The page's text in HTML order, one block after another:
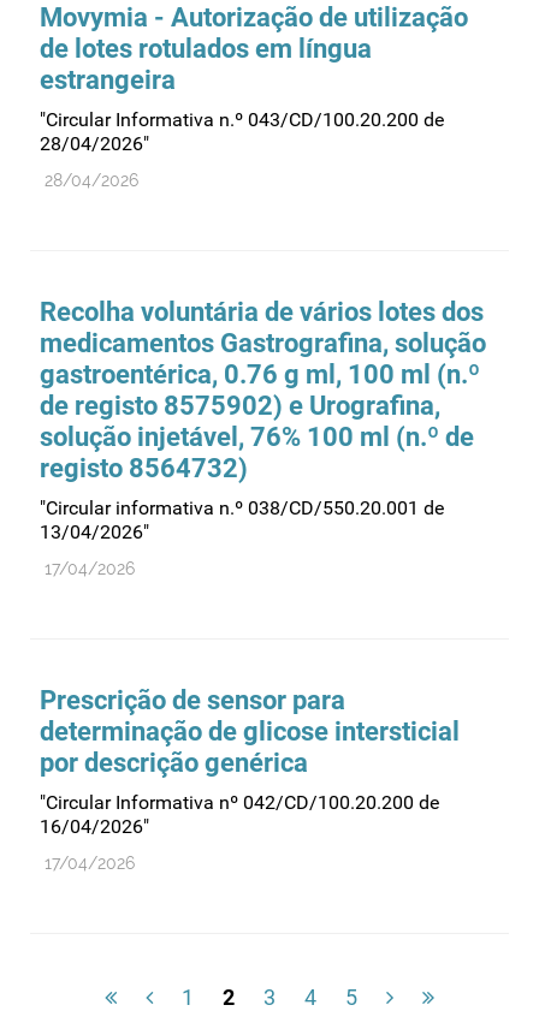
Movymia - Autorização de utilização
de lotes rotulados em língua
estrangeira
"Circular Informativa n.º 043/CD/100.20.200 de
28/04/2026"
28/04/2026
Recolha voluntária de vários lotes dos
medicamentos Gastrografina, solução
gastroentérica, 0.76 g ml, 100 ml (n.º
de registo 8575902) e Urografina,
solução injetável, 76% 100 ml (n.º de
registo 8564732)
"Circular informativa n.º 038/CD/550.20.001 de
13/04/2026"
17/04/2026
Prescrição de sensor para
determinação de glicose intersticial
por descrição genérica
"Circular Informativa nº 042/CD/100.20.200 de
16/04/2026"
17/04/2026
1 2 3 4 5